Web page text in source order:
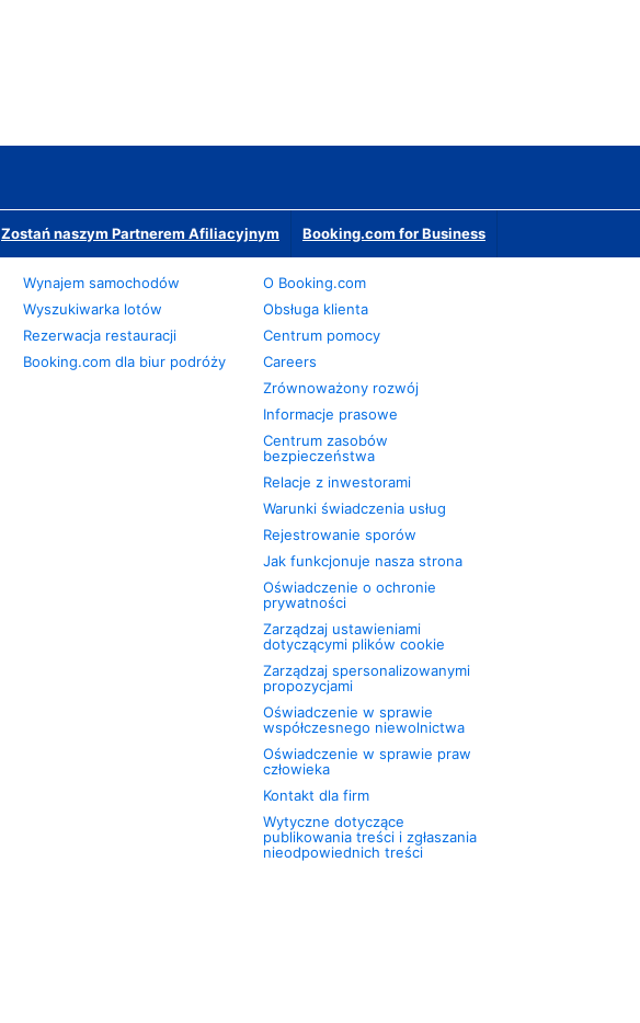
Zostań naszym Partnerem Afiliacyjnym Booking.com for Business
Wynajem samochodów
Wyszukiwarka lotów
Rezerwacja restauracji
Booking.com dla biur podróży
O Booking.com
Obsługa klienta
Centrum pomocy
Careers
Zrównoważony rozwój
Informacje prasowe
Centrum zasobów
bezpieczeństwa
Relacje z inwestorami
Warunki świadczenia usług
Rejestrowanie sporów
Jak funkcjonuje nasza strona
Oświadczenie o ochronie
prywatności
Zarządzaj ustawieniami
dotyczącymi plików cookie
Zarządzaj spersonalizowanymi
propozycjami
Oświadczenie w sprawie
współczesnego niewolnictwa
Oświadczenie w sprawie praw
człowieka
Kontakt dla firm
Wytyczne dotyczące
publikowania treści i zgłaszania
nieodpowiednich treści